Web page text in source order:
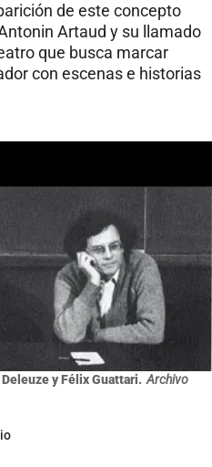
de este concepto
Artaud y su llamado
que busca marcar
con escenas e historias
y Félix Guattari. Archivo